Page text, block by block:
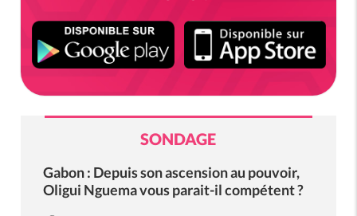
SONDAGE
Gabon : Depuis son ascension au pouvoir,
Oligui Nguema vous parait-il compétent ?